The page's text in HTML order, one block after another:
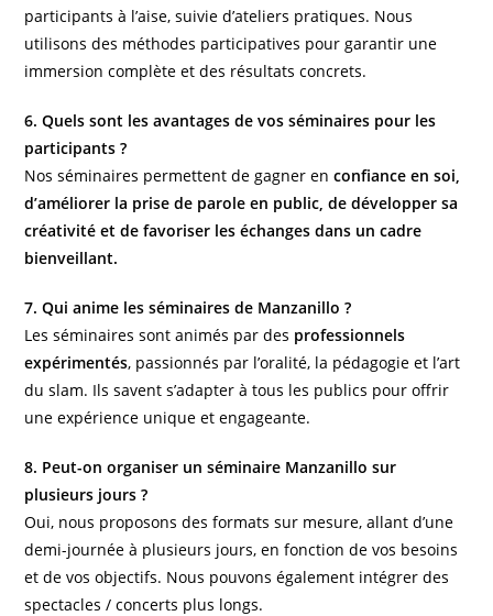
participants à l’aise, suivie d’ateliers pratiques. Nous
utilisons des méthodes participatives pour garantir une
immersion complète et des résultats concrets.
6. Quels sont les avantages de vos séminaires pour les
participants ?
Nos séminaires permettent de gagner enconfiance en soi,
d’améliorer la prise de parole en public, de développer sa
créativité et de favoriser les échanges dans un cadre
bienveillant.
7. Qui anime les séminaires de Manzanillo ?
Les séminaires sont animés par des professionnels
expérimentés, passionnés par l’oralité, la pédagogie et l’art
du slam. Ils savent s’adapter à tous les publics pour offrir
une expérience unique et engageante.
8. Peut-on organiser un séminaire Manzanillo sur
plusieurs jours ?
Oui, nous proposons des formats sur mesure, allant d’une
demi-journée à plusieurs jours, en fonction de vos besoins
et de vos objectifs. Nous pouvons également intégrer des
spectacles / concerts plus longs.